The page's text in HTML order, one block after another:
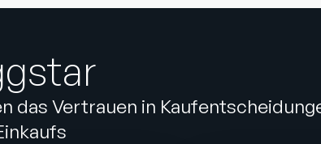
das Vertrauen in